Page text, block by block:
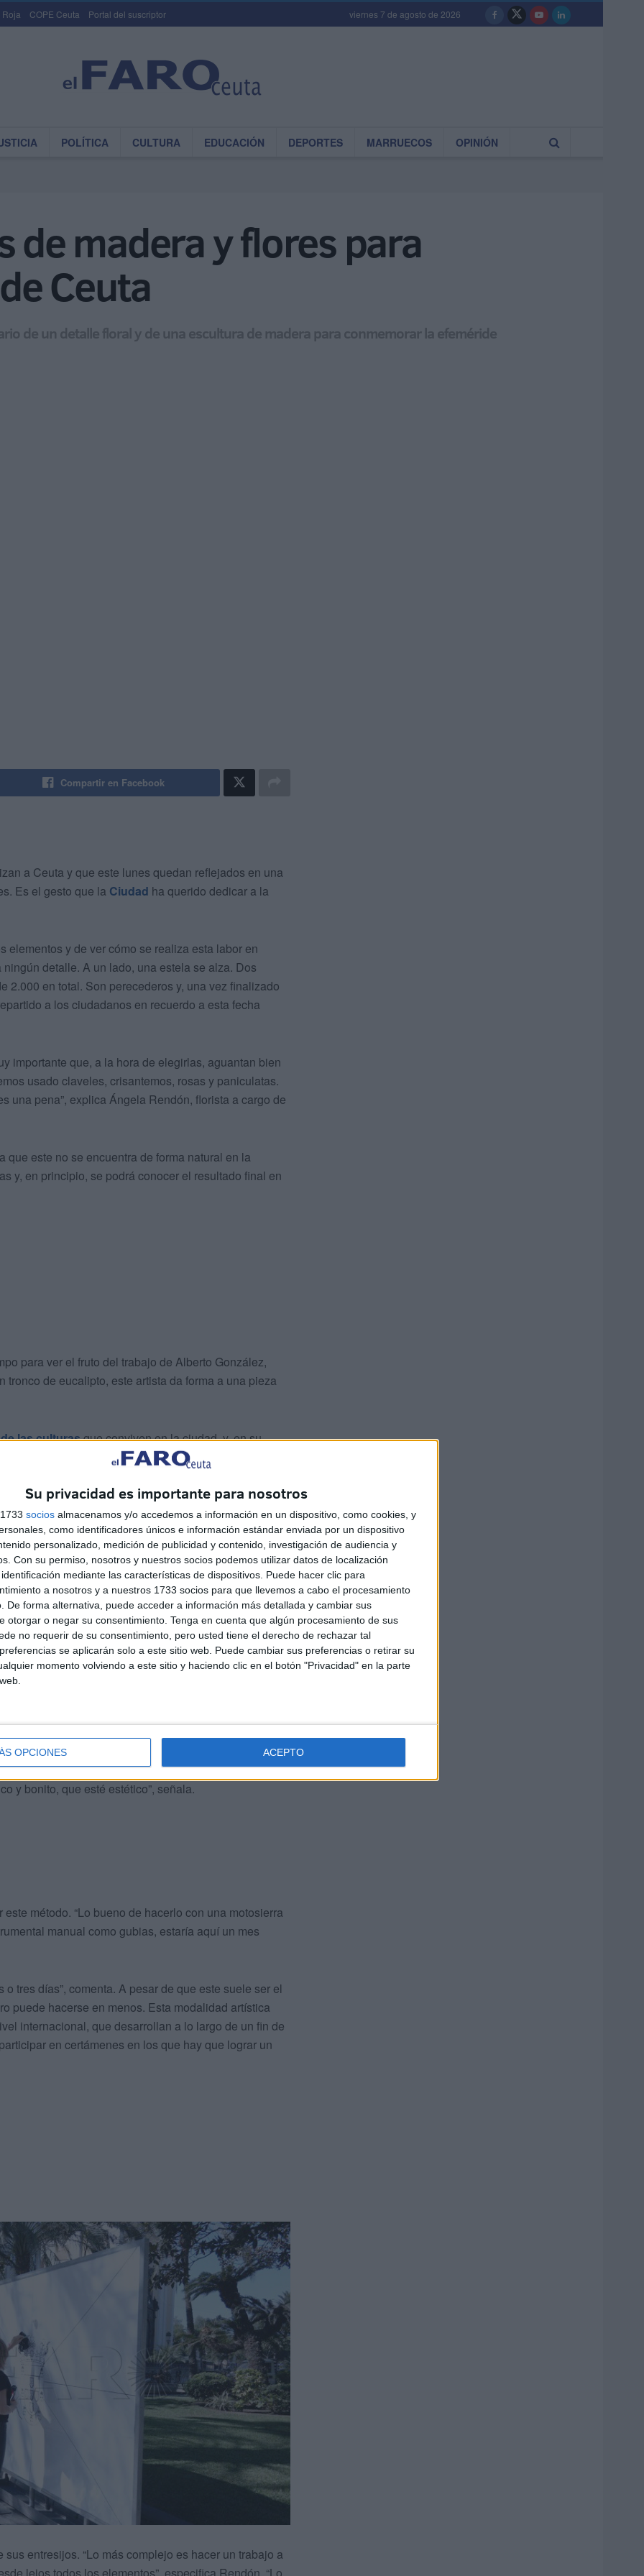
Su privacidad es importante para nosotros
socios almacenamos y/o accedemos a información en un dispositivo, como cookies, y
como identificadores únicos e información estándar enviada por un dispositivo
personalizado, medición de publicidad y contenido, investigación de audiencia y
Con su permiso, nosotros y nuestros socios podemos utilizar datos de localización
mediante las características de dispositivos. Puede hacer clic para
a nosotros y a nuestros 1733 socios para que llevemos a cabo el procesamiento
De forma alternativa, puede acceder a información más detallada y cambiar sus
otorgar o negar su consentimiento. Tenga en cuenta que algún procesamiento de sus
no requerir de su consentimiento, pero usted tiene el derecho de rechazar tal
se aplicarán solo a este sitio web. Puede cambiar sus preferencias o retirar su
momento volviendo a este sitio y haciendo clic en el botón "Privacidad" en la parte
OPCIONES ACEPTO
Roja COPE Ceuta Portal del suscriptor viernes 7 de agosto de 2026
POLÍTICA CULTURA EDUCACIÓN DEPORTES MARRUECOS OPINIÓN
de madera y flores para
Ceuta
de un detalle floral y de una escultura de madera para conmemorar la efeméride
Compartir en Facebook
a Ceuta y que este lunes quedan reflejados en una
Es el gesto que la Ciudad ha querido dedicar a la
elementos y de ver cómo se realiza esta labor en
detalle. A un lado, una estela se alza. Dos
2.000 en total. Son perecederos y, una vez finalizado
a los ciudadanos en recuerdo a esta fecha
importante que, a la hora de elegirlas, aguantan bien
usado claveles, crisantemos, rosas y paniculatas.
una pena”, explica Ángela Rendón, florista a cargo de
este no se encuentra de forma natural en la
y, en principio, se podrá conocer el resultado final en
para ver el fruto del trabajo de Alberto González,
de eucalipto, este artista da forma a una pieza
las culturasque conviven en la ciudad, y, en su
una media de tres días de esfuerzos. González
para fraguar el encargo y darle vida a la materia
con máquinas lo más grueso y, poco a poco, se va
el acabado final”, detalla.
a viajar por distintos puntos de España. Utiliza
La parte más compleja de su tarea son los
ya que, en la madera, es más difícil hacer
en los cortes en una caballa, ello afecta a la otra. Es
y bonito, que esté estético”, señala.
método. “Lo bueno de hacerlo con una motosierra
manual como gubias, estaría aquí un mes
tres días”, comenta. A pesar de que este suele ser el
puede hacerse en menos. Esta modalidad artística
internacional, que desarrollan a lo largo de un fin de
en certámenes en los que hay que lograr un
entresijos. “Lo más complejo es hacer un trabajo a